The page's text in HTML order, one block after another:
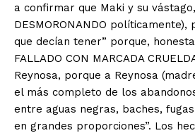
a confirmar que Maki y su
DESMORONANDO
que decían tener” porque,
FALLADO CON MARCADA
Reynosa, porque a Reynosa
el más completo de los
entre aguas negras, baches,
en grandes proporciones”. Los